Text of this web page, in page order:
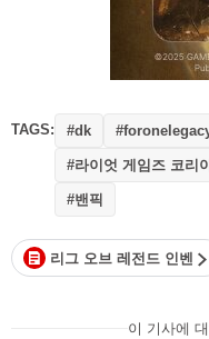
TAGS: #dk
#라이엇 게임즈 코리
#밴픽
리그 오브 레전드 인벤
이 기사에